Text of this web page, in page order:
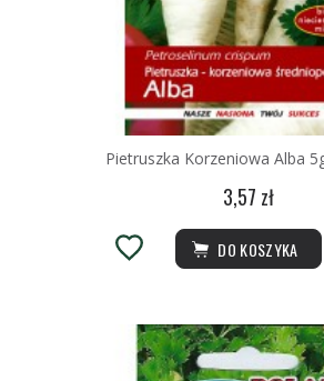
Pietruszka Korzeniowa Alba
3,57 zł
DO KOSZYKA